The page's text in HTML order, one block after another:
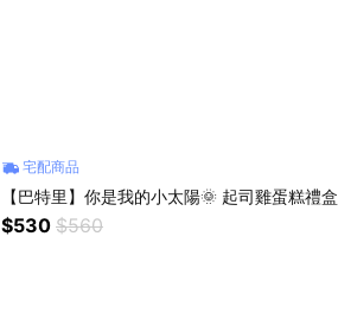
宅配商品
【巴特里】你是我的小太陽🌞 起司雞蛋糕禮盒
$530 $560